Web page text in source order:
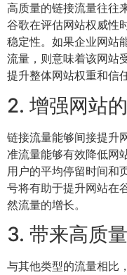
高质量的链接流量往往
谷歌在评估网站权威性
稳定性。如果企业网站
流量，则意味着该网站
提升整体网站权重和信
2. 增强网站
链接流量能够间接提升
准流量能够有效降低网
用户的平均停留时间和
号将有助于提升网站在
然流量的增长。
3. 带来高质
与其他类型的流量相比